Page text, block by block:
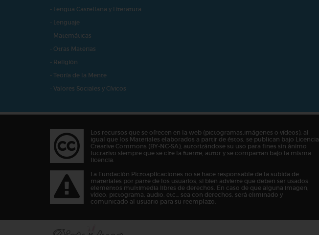
- Lengua Castellana y Literatura
- Lenguaje
- Matemáticas
- Otras Materias
- Religión
- Teoría de la Mente
- Valores Sociales y Cívicos
Los recursos que se ofrecen en la web (pictogramas,imágenes o vídeos), al
igual que los Materiales elaborados a partir de éstos, se publican bajo Licencia
Creative Commons (BY-NC-SA), autorizándose su uso para fines sin ánimo
lucrativo siempre que se cite la fuente, autor y se compartan bajo la misma
licencia.
La Fundación Pictoaplicaciones no se hace responsable de la subida de
materiales por parte de los usuarios, si bien advierte que deben ser usados
elementos multimedia libres de derechos. En caso de que alguna imagen,
vídeo, pictograma, audio, etc… sea con derechos, será eliminado y
comunicado al usuario para su reemplazo.